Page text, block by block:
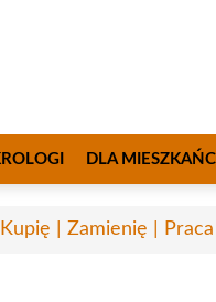
DLA
| Zamienię | Praca